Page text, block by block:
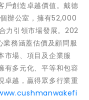
戶創造卓越價值。戴德
辦公室，擁有52,000
力引領市場發展。202
務涵蓋估價及顧問服
市場、項目及企業服
有多元化、平等和包容
卓越，贏得眾多行業重